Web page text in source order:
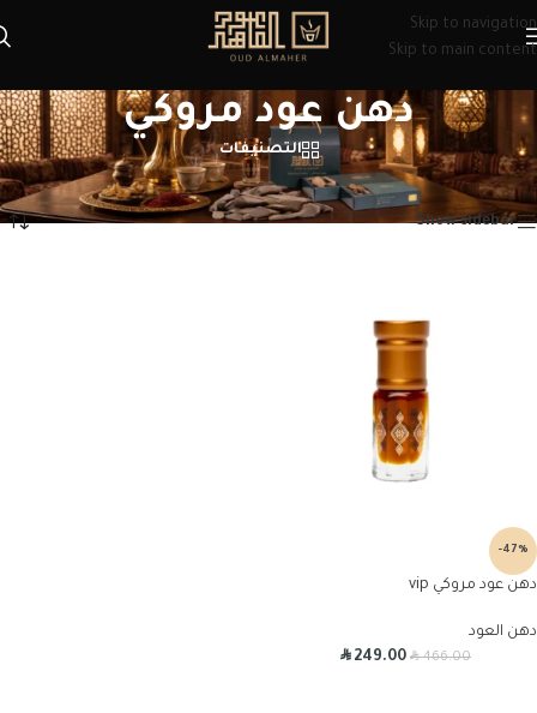
Skip to navigation
Skip to main content
دهن عود مروكي
التصنيفات
الرئيسية/منتجات تحت الوسم “دهن عود مروكي” عرض النتيجة الوحيدة
Show sidebar
-47%
دهن عود مروكي vip
دهن العود
R466.00
R249.00